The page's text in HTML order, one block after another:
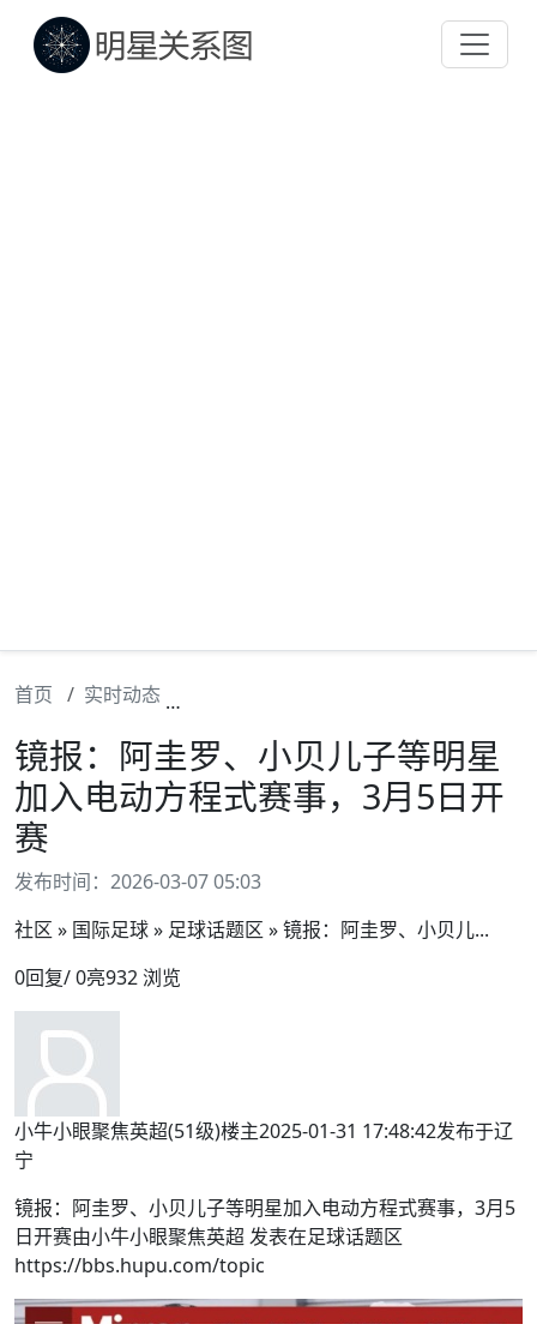
首页 实时动态
镜报：阿圭罗、小贝儿子等明星
加入电动方程式赛事，3月5日开
赛
发布时间：2026-03-07 05:03
社区 » 国际足球 » 足球话题区 » 镜报：阿圭罗、小贝儿...
0回复/ 0亮932 浏览
小牛小眼聚焦英超(51级)楼主2025-01-31 17:48:42发布于辽
宁
镜报：阿圭罗、小贝儿子等明星加入电动方程式赛事，3月5
日开赛由小牛小眼聚焦英超 发表在足球话题区
https://bbs.hupu.com/topic